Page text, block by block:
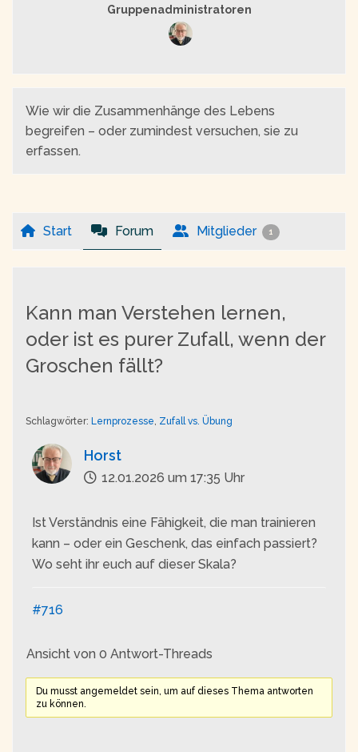
Gruppenführung
Gruppenadministratoren
Wie wir die Zusammenhänge des Lebens
begreifen – oder zumindest versuchen, sie zu
erfassen.
Start Forum Mitglieder 1
Kann man Verstehen lernen,
oder ist es purer Zufall, wenn der
Groschen fällt?
Schlagwörter: Lernprozesse, Zufall vs. Übung
Horst
12.01.2026 um 17:35 Uhr
Ist Verständnis eine Fähigkeit, die man trainieren
kann – oder ein Geschenk, das einfach passiert?
Wo seht ihr euch auf dieser Skala?
#716
Ansicht von 0 Antwort-Threads
Du musst angemeldet sein, um auf dieses Thema antworten
zu können.